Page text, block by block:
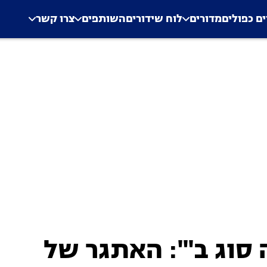
Application error: a
. כפוליםמדורים לוח שידוריםהשותפים צרו קשר
סוג ב'": האתגר של